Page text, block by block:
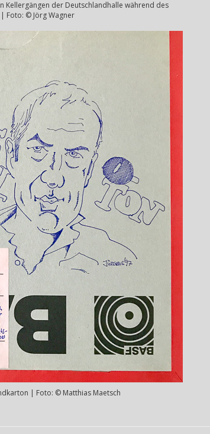
Kellergängen der Deutschlandhalle während des
Foto: © Jörg Wagner
| Foto: © Matthias Maetsch